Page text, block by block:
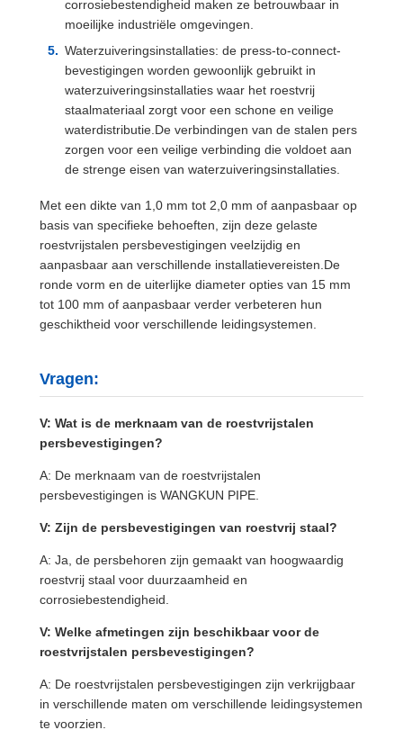
corrosiebestendigheid maken ze betrouwbaar in
moeilijke industriële omgevingen.
Waterzuiveringsinstallaties: de press-to-connect-
bevestigingen worden gewoonlijk gebruikt in
waterzuiveringsinstallaties waar het roestvrij
staalmateriaal zorgt voor een schone en veilige
waterdistributie.De verbindingen van de stalen pers
zorgen voor een veilige verbinding die voldoet aan
de strenge eisen van waterzuiveringsinstallaties.
Met een dikte van 1,0 mm tot 2,0 mm of aanpasbaar op
basis van specifieke behoeften, zijn deze gelaste
roestvrijstalen persbevestigingen veelzijdig en
aanpasbaar aan verschillende installatievereisten.De
ronde vorm en de uiterlijke diameter opties van 15 mm
tot 100 mm of aanpasbaar verder verbeteren hun
geschiktheid voor verschillende leidingsystemen.
Vragen:
V: Wat is de merknaam van de roestvrijstalen
persbevestigingen?
A: De merknaam van de roestvrijstalen
persbevestigingen is WANGKUN PIPE.
V: Zijn de persbevestigingen van roestvrij staal?
A: Ja, de persbehoren zijn gemaakt van hoogwaardig
roestvrij staal voor duurzaamheid en
corrosiebestendigheid.
V: Welke afmetingen zijn beschikbaar voor de
roestvrijstalen persbevestigingen?
A: De roestvrijstalen persbevestigingen zijn verkrijgbaar
in verschillende maten om verschillende leidingsystemen
te voorzien.